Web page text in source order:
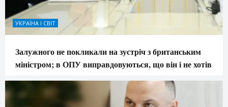
УКРАЇНА І СВІТ
Залужного не покликали на зустріч з британським
міністром; в ОПУ виправдовуються, що він і не хотів